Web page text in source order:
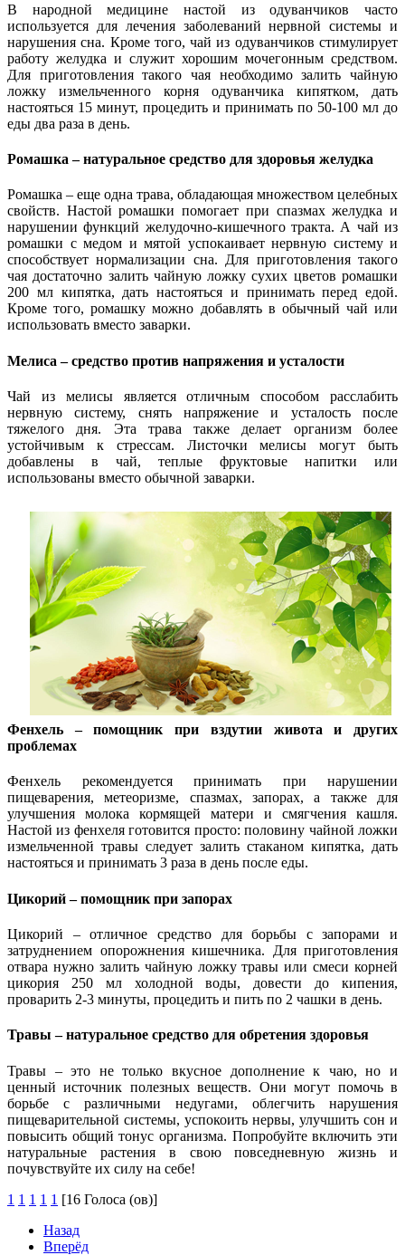
В народной медицине настой из одуванчиков часто
используется для лечения заболеваний нервной системы и
нарушения сна. Кроме того, чай из одуванчиков стимулирует
работу желудка и служит хорошим мочегонным средством.
Для приготовления такого чая необходимо залить чайную
ложку измельченного корня одуванчика кипятком, дать
настояться 15 минут, процедить и принимать по 50-100 мл до
еды два раза в день.
Ромашка – натуральное средство для здоровья желудка
Ромашка – еще одна трава, обладающая множеством целебных
свойств. Настой ромашки помогает при спазмах желудка и
нарушении функций желудочно-кишечного тракта. А чай из
ромашки с медом и мятой успокаивает нервную систему и
способствует нормализации сна. Для приготовления такого
чая достаточно залить чайную ложку сухих цветов ромашки
200 мл кипятка, дать настояться и принимать перед едой.
Кроме того, ромашку можно добавлять в обычный чай или
использовать вместо заварки.
Мелиса – средство против напряжения и усталости
Чай из мелисы является отличным способом расслабить
нервную систему, снять напряжение и усталость после
тяжелого дня. Эта трава также делает организм более
устойчивым к стрессам. Листочки мелисы могут быть
добавлены в чай, теплые фруктовые напитки или
использованы вместо обычной заварки.
Фенхель – помощник при вздутии живота и других
проблемах
Фенхель рекомендуется принимать при нарушении
пищеварения, метеоризме, спазмах, запорах, а также для
улучшения молока кормящей матери и смягчения кашля.
Настой из фенхеля готовится просто: половину чайной ложки
измельченной травы следует залить стаканом кипятка, дать
настояться и принимать 3 раза в день после еды.
Цикорий – помощник при запорах
Цикорий – отличное средство для борьбы с запорами и
затруднением опорожнения кишечника. Для приготовления
отвара нужно залить чайную ложку травы или смеси корней
цикория 250 мл холодной воды, довести до кипения,
проварить 2-3 минуты, процедить и пить по 2 чашки в день.
Травы – натуральное средство для обретения здоровья
Травы – это не только вкусное дополнение к чаю, но и
ценный источник полезных веществ. Они могут помочь в
борьбе с различными недугами, облегчить нарушения
пищеварительной системы, успокоить нервы, улучшить сон и
повысить общий тонус организма. Попробуйте включить эти
натуральные растения в свою повседневную жизнь и
почувствуйте их силу на себе!
1 1 1 1 1 [16 Голоса (ов)]
Назад
Вперёд